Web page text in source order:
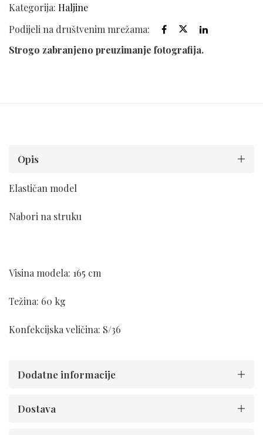
Kategorija: Haljine
Podijeli na društvenim mrežama:
Strogo zabranjeno preuzimanje fotografija.
Opis
Elastičan model
Nabori na struku
Visina modela: 165 cm
Težina: 60 kg
Konfekcijska veličina: S/36
Dodatne informacije
Dostava